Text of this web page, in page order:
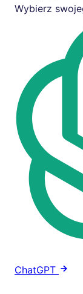
Wybierz
ChatGPT